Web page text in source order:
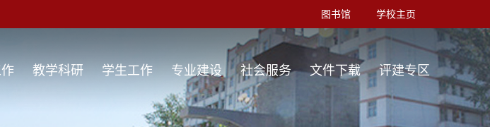
图书馆 学校主页
教学科研 学生工作 专业建设 社会服务 文件下载 评建专区